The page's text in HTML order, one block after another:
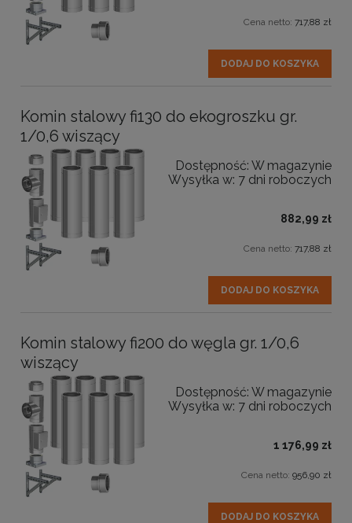
Cena netto: 717,88 zł
DODAJ DO KOSZYKA
Komin stalowy fi130 do ekogroszku gr.
1/0,6 wiszący
Dostępność: W magazynie
Wysyłka w: 7 dni roboczych
882,99 zł
Cena netto: 717,88 zł
DODAJ DO KOSZYKA
Komin stalowy fi200 do węgla gr. 1/0,6
wiszący
Dostępność: W magazynie
Wysyłka w: 7 dni roboczych
1 176,99 zł
Cena netto: 956,90 zł
DODAJ DO KOSZYKA